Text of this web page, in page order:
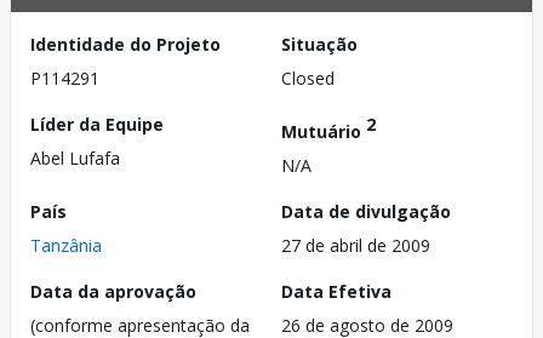
Identidade do Projeto
P114291
Situação
Closed
Líder da Equipe
Abel Lufafa
Mutuário 2
N/A
País
Tanzânia
Data de divulgação
27 de abril de 2009
Data da aprovação
(conforme apresentação da
Data Efetiva
26 de agosto de 2009